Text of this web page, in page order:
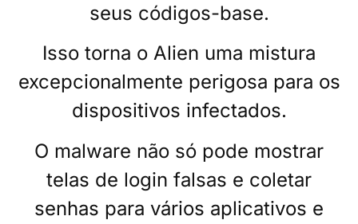
seus códigos-base.
Isso torna o Alien uma mistura
excepcionalmente perigosa para os
dispositivos infectados.
O malware não só pode mostrar
telas de login falsas e coletar
senhas para vários aplicativos e